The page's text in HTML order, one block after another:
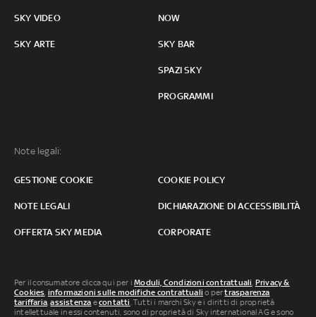
SKY VIDEO
SKY ARTE
NOW
SKY BAR
SPAZI SKY
PROGRAMMI
Note legali:
GESTIONE COOKIE COOKIE POLICY
NOTE LEGALI DICHIARAZIONE DI ACCESSIBILITÀ
OFFERTA SKY MEDIA CORPORATE
Per il consumatore clicca qui per iModuli, Condizioni contrattuali Privacy &
Cookies informazioni sulle modifiche contrattuali o pertrasparenza
tariffaria ,assistenza econtatti . Tutti i marchi Sky e i diritti di proprietà
intellettuale in essi contenuti, sono di proprietà di Sky international AG e sono